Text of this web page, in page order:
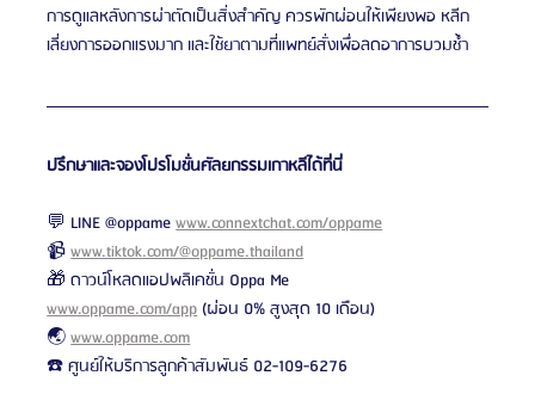
การดูแลหลังการผ่าตัดเป็นสิ่งสำคัญ ควรพักผ่อนให้เพียงพอ หลีก
เลี่ยงการออกแรงมาก และใช้ยาตามที่แพทย์สั่งเพื่อลดอาการบวมช้ำ
ปรึกษาและจองโปรโมชั่นศัลยกรรมเกาหลีได้ที่นี่
💬 LINE @oppame www.connextchat.com/oppame
📹 www.tiktok.com/@oppame.thailand
🎁 ดาวน์โหลดแอปพลิเคชั่น Oppa Me
www.oppame.com/app (ผ่อน 0% สูงสุด 10 เดือน)
🌏 www.oppame.com
☎️ ศูนย์ให้บริการลูกค้าสัมพันธ์ 02-109-6276